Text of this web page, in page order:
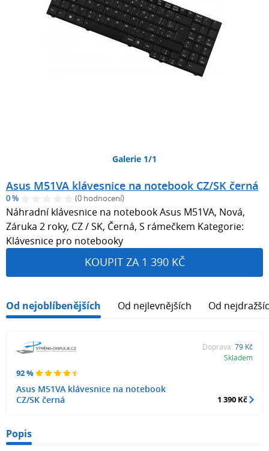
Galerie 1/1
Asus M51VA klávesnice na notebook CZ/SK černá
0 % (0 hodnocení)
Náhradní klávesnice na notebook Asus M51VA, Nová,
Záruka 2 roky, CZ / SK, Černá, S rámečkem Kategorie:
Klávesnice pro notebooky
KOUPIT ZA 1 390 KČ
Od nejoblíbenějších Od nejlevnějších Od
92 %
Asus M51VA klávesnice na notebook
CZ/SK černá
Doprava: 79 Kč
Skladem
1 390 Kč
Popis